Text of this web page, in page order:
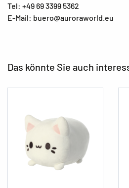
Tel: +49 69 3399 5362
E-Mail: buero@auroraworld.eu
Das könnte Sie auch